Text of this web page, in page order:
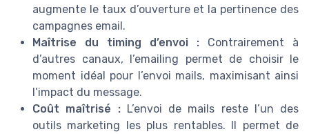
augmente le taux d’ouverture et la pertinence des
campagnes email.
Maîtrise du timing d’envoi : Contrairement à
d’autres canaux, l’emailing permet de choisir le
moment idéal pour l’envoi mails, maximisant ainsi
l’impact du message.
Coût maîtrisé :L’envoi de mails reste l’un des
outils marketing les plus rentables. Il permet de